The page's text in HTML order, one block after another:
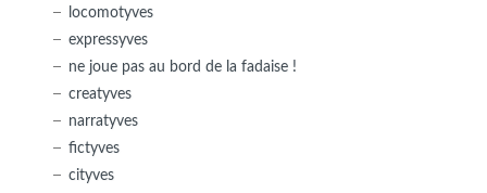
locomotyves
expressyves
ne joue pas au bord de la fadaise !
creatyves
narratyves
fictyves
cityves